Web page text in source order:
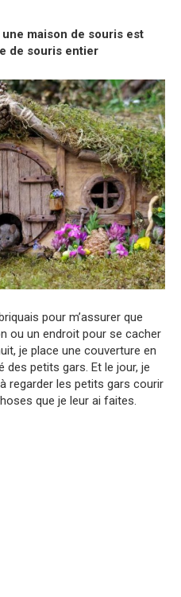
maison de souris est
de souris entier
pour m’assurer que
ou un endroit pour se cacher
je place une couverture en
des petits gars. Et le jour, je
regarder les petits gars courir
que je leur ai faites.